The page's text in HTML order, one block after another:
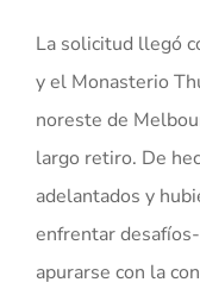
La solicitud llegó
y el Monasterio
noreste de
largo retiro. De
adelantados y
enfrentar
apurarse con la